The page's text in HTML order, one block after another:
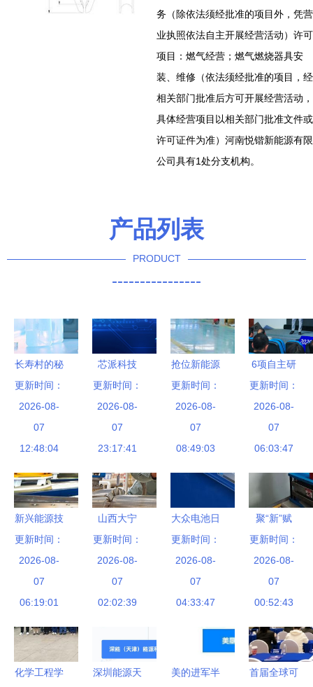
务（除依法须经批准的项目外，凭营
业执照依法自主开展经营活动）许可
项目：燃气经营；燃气燃烧器具安
装、维修（依法须经批准的项目，经
相关部门批准后方可开展经营活动，
具体经营项目以相关部门批准文件或
许可证件为准）河南悦锴新能源有限
公司具有1处分支机构。
产品列表
PRODUCT
----------------
长寿村的秘
密 探索硒
泰克与外源
活性硒的潜
在关联
更新时间：
2026-08-
07
12:48:04
芯派科技
更新时间：
2026-08-
07
23:17:41
抢位新能源
领域，固达
电缆集团光
伏电缆市场
份额持续攀
更新时间：
2026-08-
07
08:49:03
6项自主研
发显示技术
发布 江苏
常熟引领新
兴能源技术
更新时间：
2026-08-
07
06:03:47
新兴能源技
术的崛起
“机器人”浪
潮下，我们
能约吗？
更新时间：
2026-08-
07
06:19:01
山西大宁
清洁能源点
亮绿色发展
引擎
更新时间：
2026-08-
07
02:02:39
大众电池日
战略布局兑
现，宁德时
代短期承压
但绝非利空
更新时间：
2026-08-
07
04:33:47
聚“新”赋
能，培育发
展新质生产
力的“尖兵”
更新时间：
2026-08-
07
00:52:43
化学工程学
深圳能源天
美的进军半
首届全球可